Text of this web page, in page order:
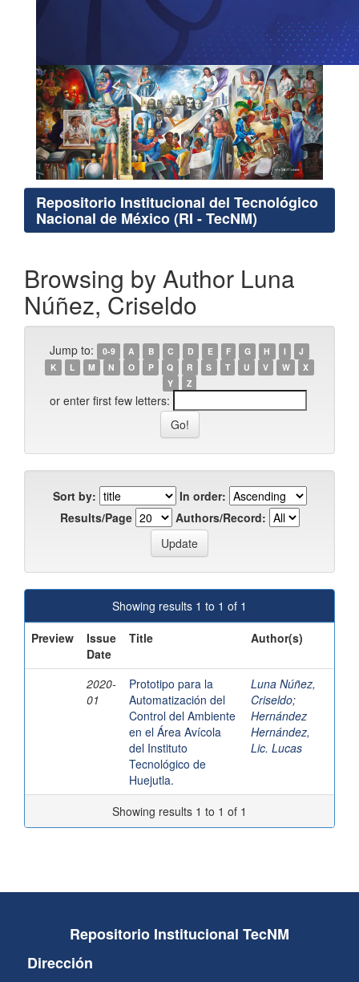
Repositorio Institucional del Tecnológico
Nacional de México (RI - TecNM)
Browsing by Author Luna
Núñez, Criseldo
Jump to: 0-9 A B C D E F G H I
J
K
L M N O P Q R S T U V W
X
Y
Z
or enter first few letters:
Sort by:
In order:
Results/Page
Authors/Record:
Showing results 1 to 1 of 1
Preview
Issue
Date
Title Author(s)
2020-
01
Prototipo para la
Automatización del
Control del Ambiente
en el Área Avícola
del Instituto
Tecnológico de
Huejutla.
Luna Núñez,
Criseldo;
Hernández
Hernández,
Lic. Lucas
Showing results 1 to 1 of 1
Repositorio Institucional TecNM
Dirección